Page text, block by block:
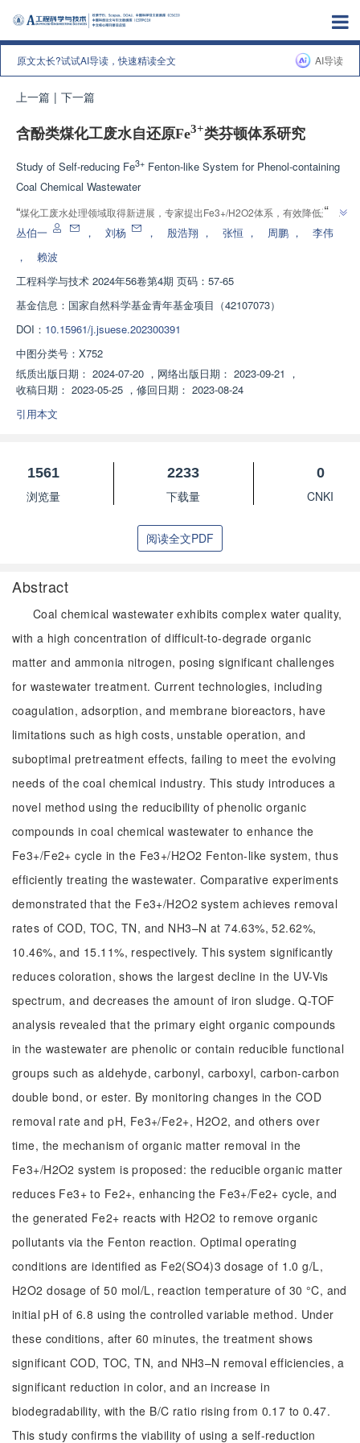
原文太长?试试AI导读，快速精读全文 AI导读
上一篇 | 下一篇
含酚类煤化工废水自还原Fe3+类芬顿体系研究
Study of Self-reducing Fe3+ Fenton-like System for Phenol-containing
Coal Chemical Wastewater
“煤化工废水处理领域取得新进展，专家提出Fe3+/H2O2体系，有效降低运行
成本，为工程应用提供理论基础。
”
丛伯一 ， 刘杨 ， 殷浩翔 ， 张恒 ， 周鹏 ，
李伟
，
赖波
工程科学与技术 2024年56卷第4期 页码：57-65
基金信息： 国家自然科学基金青年基金项目（42107073）
DOI： 10.15961/j.jsuese.202300391
中图分类号： X752
纸质出版日期： 2024-07-20 ， 网络出版日期： 2023-09-21 ，
收稿日期： 2023-05-25 ， 修回日期： 2023-08-24
引用本文
1561
浏览量
2233
下载量
0
CNKI
阅读全文PDF
Abstract
Coal chemical wastewater exhibits complex water quality,
with a high concentration of difficult-to-degrade organic
matter and ammonia nitrogen, posing significant challenges
for wastewater treatment. Current technologies, including
coagulation, adsorption, and membrane bioreactors, have
limitations such as high costs, unstable operation, and
suboptimal pretreatment effects, failing to meet the evolving
needs of the coal chemical industry. This study introduces a
novel method using the reducibility of phenolic organic
compounds in coal chemical wastewater to enhance the
Fe3+/Fe2+ cycle in the Fe3+/H2O2 Fenton-like system, thus
efficiently treating the wastewater. Comparative experiments
demonstrated that the Fe3+/H2O2 system achieves removal
rates of COD, TOC, TN, and NH3–N at 74.63%, 52.62%,
10.46%, and 15.11%, respectively. This system significantly
reduces coloration, shows the largest decline in the UV-Vis
spectrum, and decreases the amount of iron sludge. Q-TOF
analysis revealed that the primary eight organic compounds
in the wastewater are phenolic or contain reducible functional
groups such as aldehyde, carbonyl, carboxyl, carbon-carbon
double bond, or ester. By monitoring changes in the COD
removal rate and pH, Fe3+/Fe2+, H2O2, and others over
time, the mechanism of organic matter removal in the
Fe3+/H2O2 system is proposed: the reducible organic matter
reduces Fe3+ to Fe2+, enhancing the Fe3+/Fe2+ cycle, and
the generated Fe2+ reacts with H2O2 to remove organic
pollutants via the Fenton reaction. Optimal operating
conditions are identified as Fe2(SO4)3 dosage of 1.0 g/L,
H2O2 dosage of 50 mol/L, reaction temperature of 30 °C, and
initial pH of 6.8 using the controlled variable method. Under
these conditions, after 60 minutes, the treatment shows
significant COD, TOC, TN, and NH3–N removal efficiencies, a
significant reduction in color, and an increase in
biodegradability, with the B/C ratio rising from 0.17 to 0.47.
This study confirms the viability of using a self-reduction